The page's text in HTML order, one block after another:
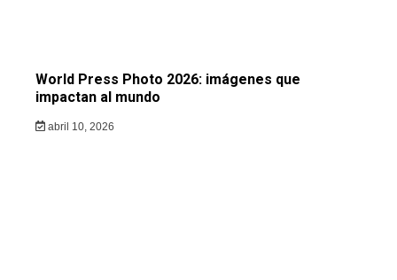
World Press Photo 2026: imágenes que
impactan al mundo
abril 10, 2026